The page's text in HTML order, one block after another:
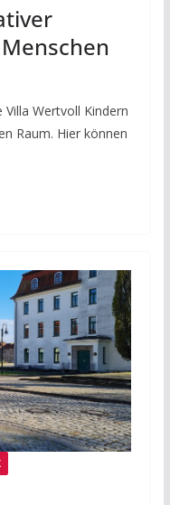
Wertvoll Kindern
Raum. Hier können